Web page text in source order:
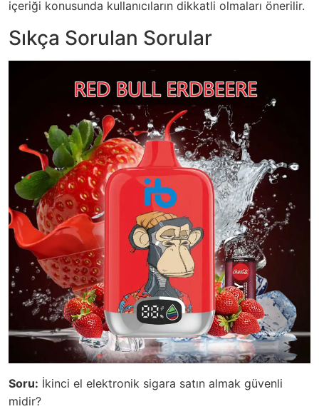
içeriği konusunda kullanıcıların dikkatli olmaları önerilir.
Sıkça Sorulan Sorular
Soru: İkinci el elektronik sigara satın almak güvenli
midir?